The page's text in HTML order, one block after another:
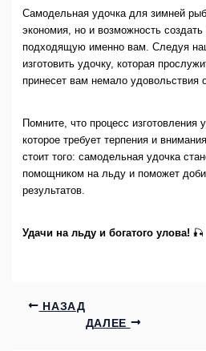
Самодельная удочка для зимней
экономия, но и возможность
подходящую именно вам. Следуя
изготовить удочку, которая
принесет вам немало удовольствия
Помните, что процесс изготовления
которое требует терпения и
стоит того: самодельная удочка
помощником на льду и поможет
результатов.
Удачи на льду и богатого улова! 🎣
НАЗАД
ДАЛЕЕ